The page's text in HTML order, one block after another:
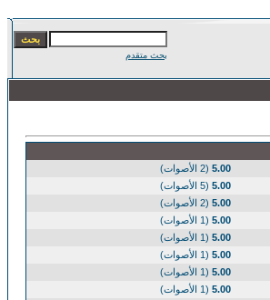
بحث متقدم
5.00 (2 الأصوات)
5.00 (5 الأصوات)
5.00 (2 الأصوات)
5.00 (1 الأصوات)
5.00 (1 الأصوات)
5.00 (1 الأصوات)
5.00 (1 الأصوات)
5.00 (1 الأصوات)